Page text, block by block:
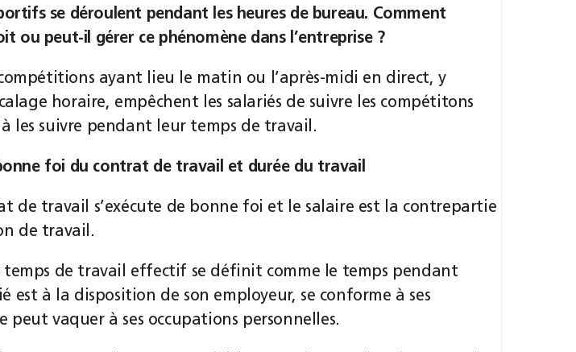
se déroulent pendant les heures de bureau. Comment
ou peut-il gérer ce phénomène dans l’entreprise ?
ayant lieu le matin ou l’après-midi en direct, y
horaire, empêchent les salariés de suivre les compétitons
les suivre pendant leur temps de travail.
foi du contrat de travail et durée du travail
de travail s’exécute de bonne foi et le salaire est la contrepartie
de travail.
temps de travail effectif se définit comme le temps pendant
est à la disposition de son employeur, se conforme à ses
peut vaquer à ses occupations personnelles.